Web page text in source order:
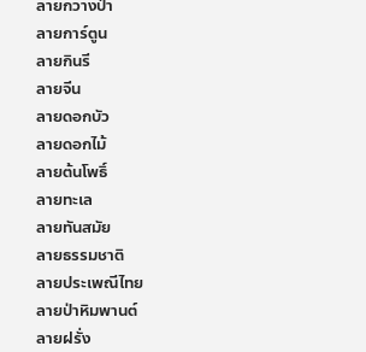
ลายกวางป่า
ลายการ์ตูน
ลายกินรี
ลายจีน
ลายดอกบัว
ลายดอกไม้
ลายต้นโพธิ์
ลายทะเล
ลายทันสมัย
ลายธรรมชาติ
ลายประเพณีไทย
ลายป่าหิมพานต์
ลายฝรั่ง